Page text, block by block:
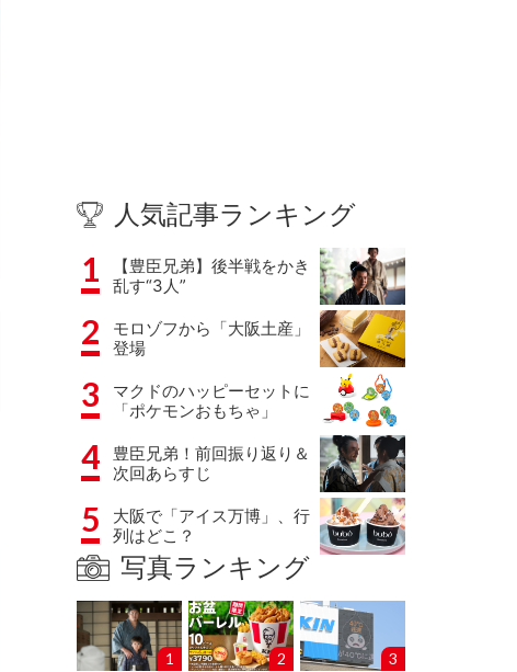
人気記事ランキング
1
【豊臣兄弟】後半戦をかき
乱す“3人”
2
モロゾフから「大阪土産」
登場
3
マクドのハッピーセットに
「ポケモンおもちゃ」
4
豊臣兄弟！前回振り返り＆
次回あらすじ
5
大阪で「アイス万博」、行
列はどこ？
写真ランキング
1 2 3